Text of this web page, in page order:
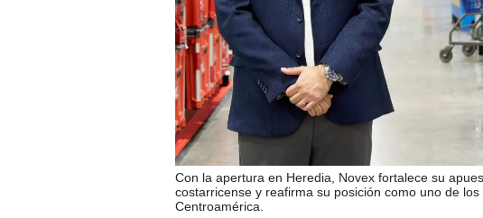
Con la apertura en Heredia, Novex fortalece su
costarricense y reafirma su posición como uno de
Centroamérica.